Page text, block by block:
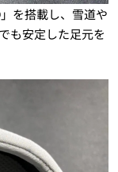
を搭載し、雪道や
も安定した足元を